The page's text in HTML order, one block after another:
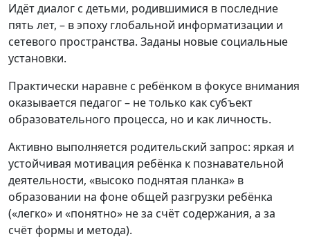
Идёт диалог с детьми, родившимися в последние
пять лет, – в эпоху глобальной информатизации и
сетевого пространства. Заданы новые социальные
установки.
Практически наравне с ребёнком в фокусе внимания
оказывается педагог – не только как субъект
образовательного процесса, но и как личность.
Активно выполняется родительский запрос: яркая и
устойчивая мотивация ребёнка к познавательной
деятельности, «высоко поднятая планка» в
образовании на фоне общей разгрузки ребёнка
(«легко» и «понятно» не за счёт содержания, а за
счёт формы и метода).